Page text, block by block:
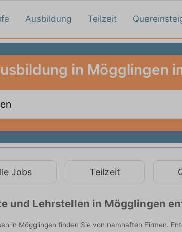
Ausbildung Teilzeit
in Mögglingen
Jobs Teilzeit
und Lehrstellen in Mögglingen
in Mögglingen finden Sie von namhaften Firmen.